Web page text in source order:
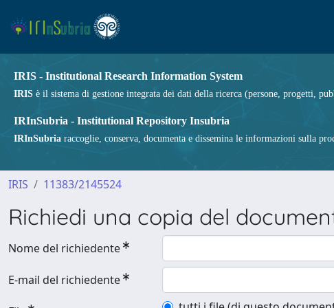
IRIS - Institutional Research Information System
IRIS è il sistema di gestione integrata dei dati della ricerca (persone, progetti,
IRInSubria - Institutional Repository Insubria
IRInSubria raccoglie, conserva, documenta e dissemina le informazioni sulla
IRIS 11383/2145524
Richiedi una copia del
Nome del richiedente
E-mail del richiedente